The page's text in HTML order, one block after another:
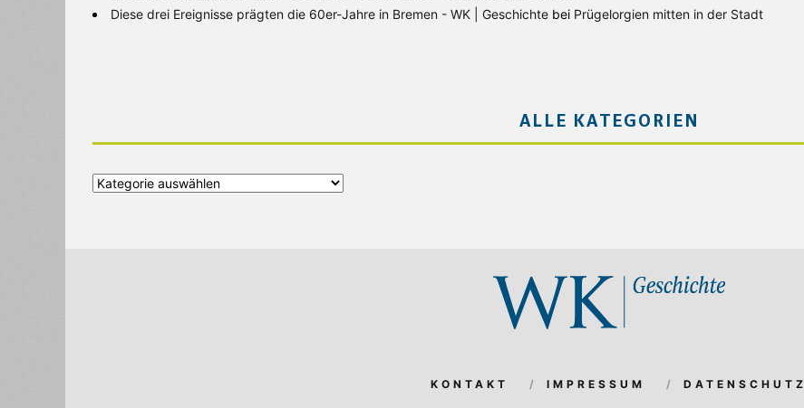
Diese drei Ereignisse prägten die 60er-Jahre in Bremen - WK | Geschichte bei Prügelorgien mitten in der Stadt
ALLE KATEGORIEN
Alle
KONTAKT IMPRESSUM DATENSCHUTZ